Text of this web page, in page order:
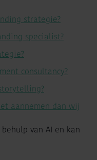
strategie?
specialist?
consultancy?
aannemen dan wij
van AI en kan